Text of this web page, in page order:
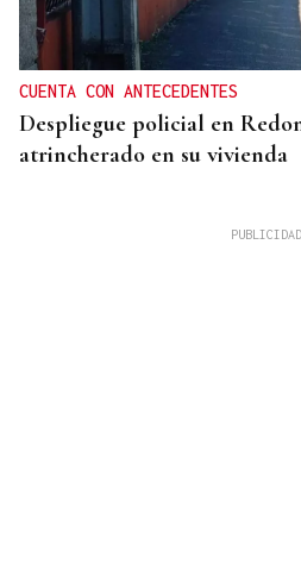
CUENTA CON ANTECEDENTES
Despliegue policial en
atrincherado en su vivienda